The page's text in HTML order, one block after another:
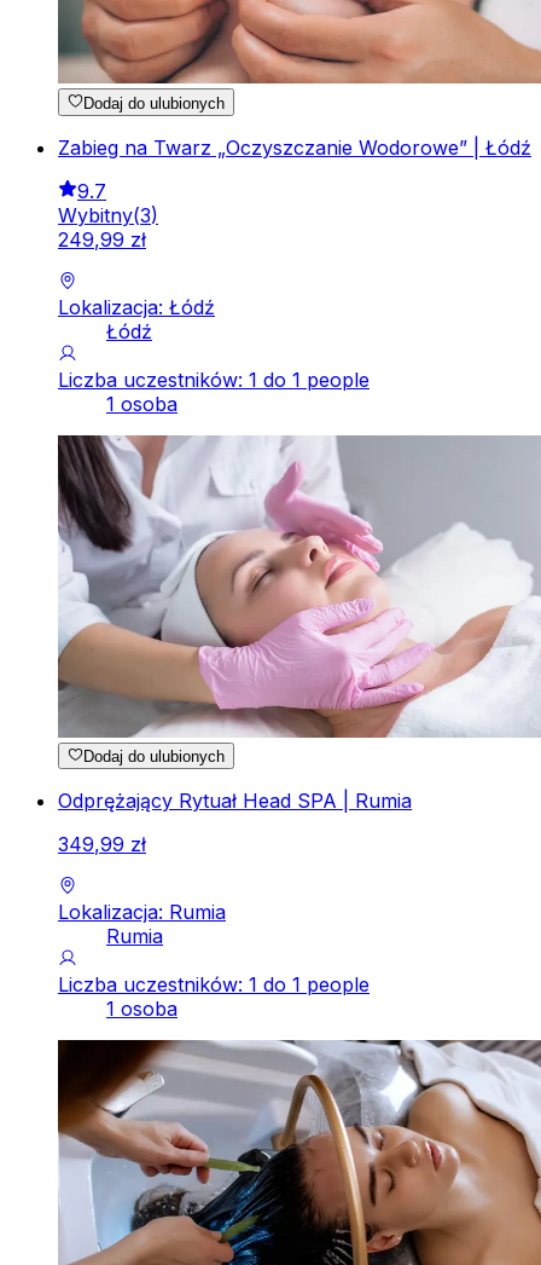
Dodaj do ulubionych
Zabieg na Twarz „Oczyszczanie Wodorowe” | Łódź
9.7
Wybitny(3)
249,99 zł
Lokalizacja: Łódź
Łódź
Liczba uczestników: 1 do 1 people
1 osoba
Dodaj do ulubionych
Odprężający Rytuał Head SPA | Rumia
349,99 zł
Lokalizacja: Rumia
Rumia
Liczba uczestników: 1 do 1 people
1 osoba